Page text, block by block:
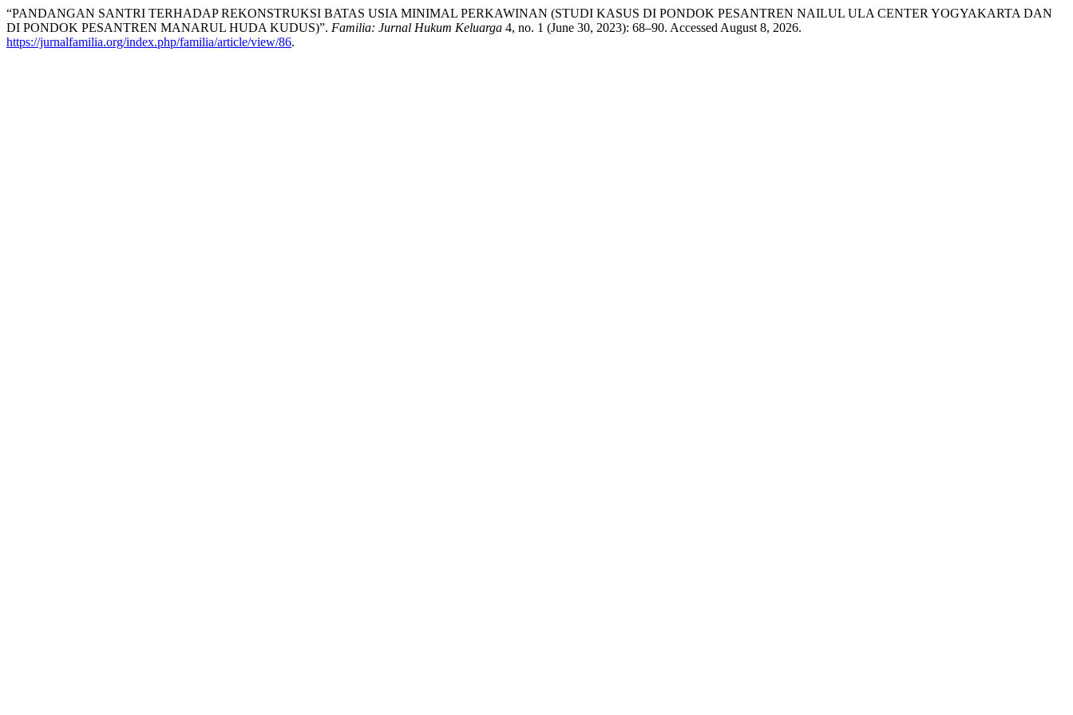
“PANDANGAN SANTRI TERHADAP REKONSTRUKSI BATAS USIA MINIMAL PERKAWINAN (STUDI KASUS DI PONDOK PESANTREN NAILUL ULA CENTER YOGYAKARTA DAN
DI PONDOK PESANTREN MANARUL HUDA KUDUS)”. Familia: Jurnal Hukum Keluarga 4, no. 1 (June 30, 2023): 68–90. Accessed August 8, 2026.
https://jurnalfamilia.org/index.php/familia/article/view/86.